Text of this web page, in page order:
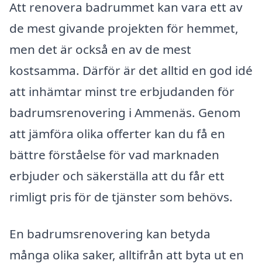
Att renovera badrummet kan vara ett av
de mest givande projekten för hemmet,
men det är också en av de mest
kostsamma. Därför är det alltid en god idé
att inhämtar minst tre erbjudanden för
badrumsrenovering i Ammenäs. Genom
att jämföra olika offerter kan du få en
bättre förståelse för vad marknaden
erbjuder och säkerställa att du får ett
rimligt pris för de tjänster som behövs.
En badrumsrenovering kan betyda
många olika saker, alltifrån att byta ut en